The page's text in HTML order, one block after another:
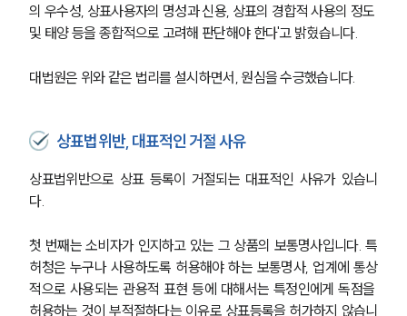
의 우수성, 상표사용자의 명성과 신용, 상표의 경합적 사용의 정도
및 태양 등을 종합적으로 고려해 판단해야 한다'고 밝혔습니다.
대법원은 위와 같은 법리를 설시하면서, 원심을 수긍했습니다.
상표법위반, 대표적인 거절 사유
상표법위반으로 상표 등록이 거절되는 대표적인 사유가 있습니
다.
첫 번째는 소비자가 인지하고 있는 그 상품의 보통명사입니다. 특
허청은 누구나 사용하도록 허용해야 하는 보통명사, 업계에 통상
적으로 사용되는 관용적 표현 등에 대해서는 특정인에게 독점을
허용하는 것이 부적절하다는 이유로 상표등록을 허가하지 않습니